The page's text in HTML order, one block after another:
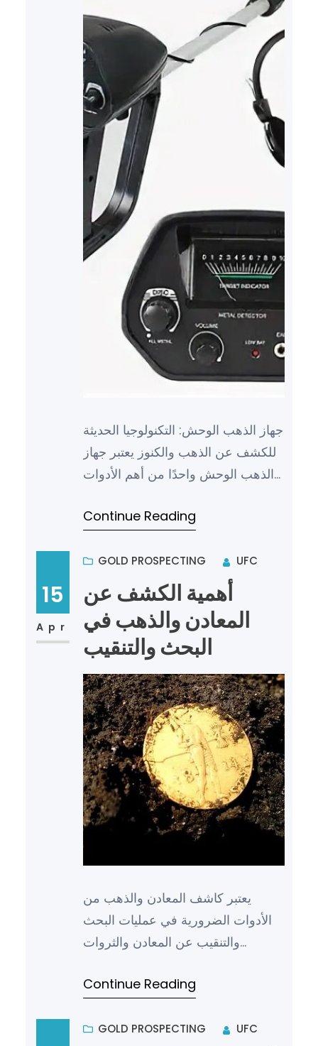
جهاز الذهب الوحش: التكنولوجيا الحديثة
للكشف عن الذهب والكنوز يعتبر جهاز
الذهب الوحش واحدًا من أهم الأدوات
والكنوز. فهو ي…
Continue Reading
15
Apr
GOLD PROSPECTING UFC
أهمية الكشف عن
المعادن والذهب في
البحث والتنقيب
يعتبر كاشف المعادن والذهب من
الأدوات الضرورية في عمليات البحث
والتنقيب عن المعادن والثروات
المعادن والذهب يمثل خطوة أساسية
Continue Reading
GOLD PROSPECTING UFC